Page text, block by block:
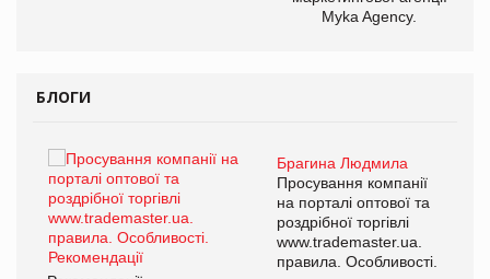
Myka Agency.
БЛОГИ
Брагина Людмила
Просування компанії
на порталі оптової та
роздрібної торгівлі
www.trademaster.ua.
правила. Особливості.